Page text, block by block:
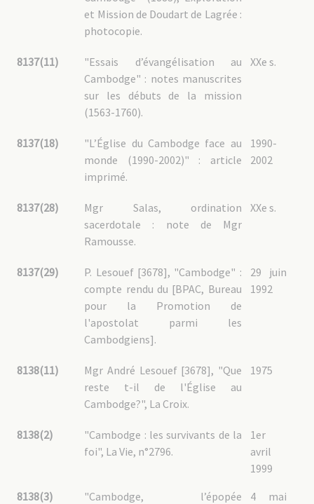
et Mission de Doudart de Lagrée :
photocopie.
8137(11) XXe s.
"Essais d’évangélisation au
Cambodge" : notes manuscrites
sur les débuts de la mission
(1563-1760).
8137(18)
1990-
2002
"L’Église du Cambodge face au
monde (1990-2002)" : article
imprimé.
8137(28) XXe s.
Mgr Salas, ordination
sacerdotale : note de Mgr
Ramousse.
8137(29)
29 juin
1992
P. Lesouef [3678], "Cambodge" :
compte rendu du [BPAC, Bureau
pour la Promotion de
l'apostolat parmi les
Cambodgiens].
8138(11) 1975
Mgr André Lesouef [3678], "Que
reste t-il de l'Église au
Cambodge?", La Croix.
8138(2)
1er
avril
1999
"Cambodge : les survivants de la
foi", La Vie, n°2796.
8138(3)
4 mai
"Cambodge, l’épopée